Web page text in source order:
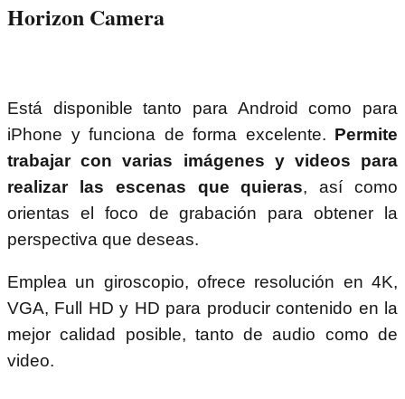
Horizon Camera
Está disponible tanto para Android como para
iPhone y funciona de forma excelente. Permite
trabajar con varias imágenes y videos para
realizar las escenas que quieras, así como
orientas el foco de grabación para obtener la
perspectiva que deseas.
Emplea un giroscopio, ofrece resolución en 4K,
VGA, Full HD y HD para producir contenido en la
mejor calidad posible, tanto de audio como de
video.